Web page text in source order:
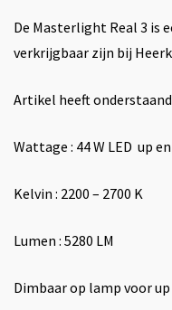
De Masterlight Real 3 is
verkrijgbaar zijn bij
Artikel heeft
Wattage : 44 W LED up
Kelvin : 2200 – 2700 K
Lumen : 5280 LM
Dimbaar op lamp voor